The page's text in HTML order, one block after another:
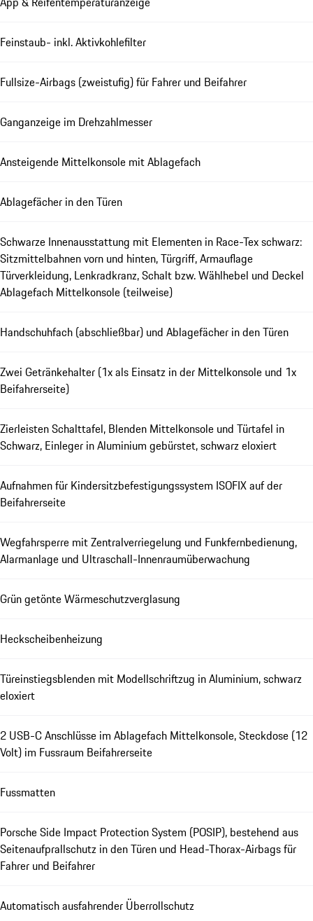
Feinstaub- inkl. Aktivkohlefilter
Fullsize-Airbags (zweistufig) für Fahrer und Beifahrer
Ganganzeige im Drehzahlmesser
Ansteigende Mittelkonsole mit Ablagefach
Ablagefächer in den Türen
Schwarze Innenausstattung mit Elementen in Race-Tex schwarz:
Sitzmittelbahnen vorn und hinten, Türgriff, Armauflage
Türverkleidung, Lenkradkranz, Schalt bzw. Wählhebel und Deckel
Ablagefach Mittelkonsole (teilweise)
Handschuhfach (abschließbar) und Ablagefächer in den Türen
Zwei Getränkehalter (1x als Einsatz in der Mittelkonsole und 1x
Beifahrerseite)
Zierleisten Schalttafel, Blenden Mittelkonsole und Türtafel in
Schwarz, Einleger in Aluminium gebürstet, schwarz eloxiert
Aufnahmen für Kindersitzbefestigungssystem ISOFIX auf der
Beifahrerseite
Wegfahrsperre mit Zentralverriegelung und Funkfernbedienung,
Alarmanlage und Ultraschall-Innenraumüberwachung
Grün getönte Wärmeschutzverglasung
Heckscheibenheizung
Türeinstiegsblenden mit Modellschriftzug in Aluminium, schwarz
eloxiert
2 USB-C Anschlüsse im Ablagefach Mittelkonsole, Steckdose (12
Volt) im Fussraum Beifahrerseite
Fussmatten
Porsche Side Impact Protection System (POSIP), bestehend aus
Seitenaufprallschutz in den Türen und Head-Thorax-Airbags für
Fahrer und Beifahrer
Automatisch ausfahrender Überrollschutz